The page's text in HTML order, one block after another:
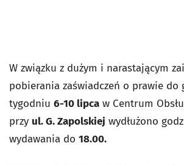
W związku z dużym i narastającym
pobierania zaświadczeń o prawie do
tygodniu 6-10 lipca w Centrum
przy ul. G. Zapolskiej wydłużono
wydawania do 18.00.